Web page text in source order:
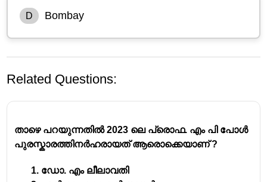
D Bombay
Related Questions:
താഴെ പറയുന്നതിൽ 2023 ലെ പ്രൊഫ. എം പി പോൾ
പുരസ്കാരത്തിനർഹരായത് ആരൊക്കെയാണ് ?
ഡോ. എം ലീലാവതി